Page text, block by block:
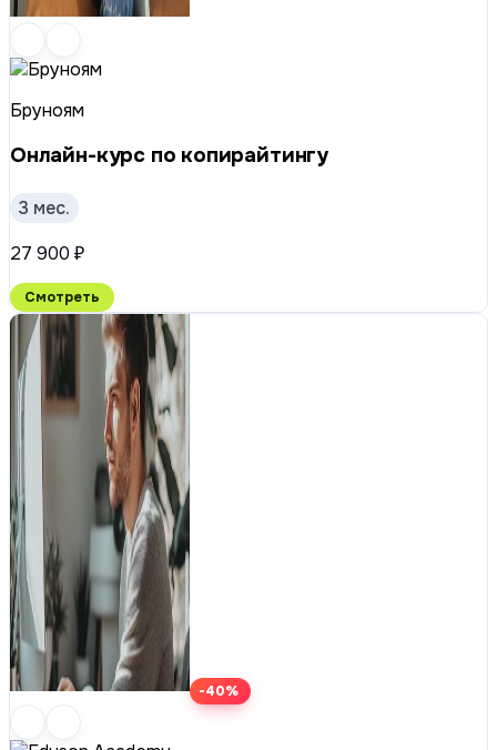
Бруноям
Онлайн-курс по копирайтингу
3 мес.
27 900 ₽
Смотреть
-40%